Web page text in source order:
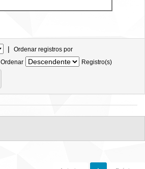
| Ordenar registros por
Ordenar
Registro(s)